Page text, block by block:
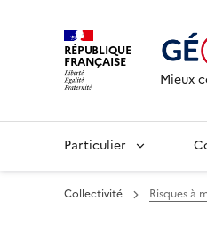
RÉPUBLIQUE
FRANÇAISE
Mieux
Particulier
Collectivité Risques à